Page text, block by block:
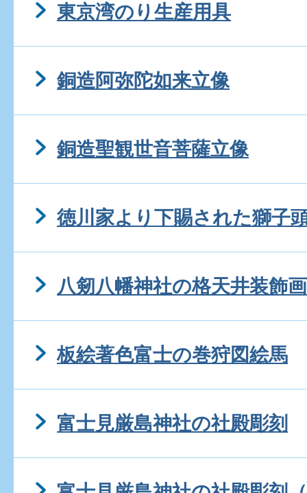
東京湾のり生産用具
銅造阿弥陀如来立像
銅造聖観世音菩薩立像
徳川家より下賜された獅子
八剱八幡神社の格天井装飾画
板絵著色富士の巻狩図絵馬
富士見厳島神社の社殿彫刻